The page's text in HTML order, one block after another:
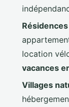
location
vacances
Villages